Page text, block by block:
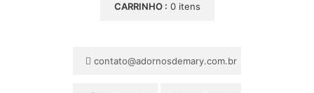
CARRINHO : 0 itens
contato@adornosdemary.com.br